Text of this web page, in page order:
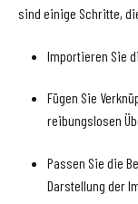
sind einige Schritte,
Importieren Sie
Fügen Sie
reibungslosen
Passen Sie die
Darstellung der